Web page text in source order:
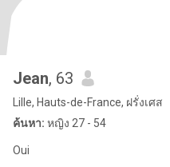
Jean, 63
Lille, Hauts-de-France, ฝรั่งเศส
ค้นหา: หญิง 27 - 54
Oui